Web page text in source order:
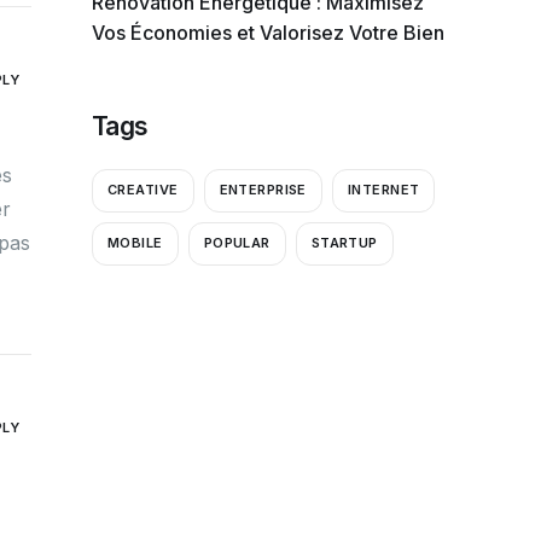
Vos Économies et Valorisez Votre Bien
Tags
CREATIVE ENTERPRISE INTERNET
MOBILE POPULAR STARTUP